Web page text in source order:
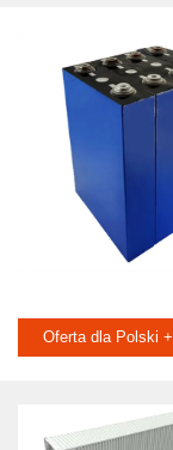
Oferta dla Polski +